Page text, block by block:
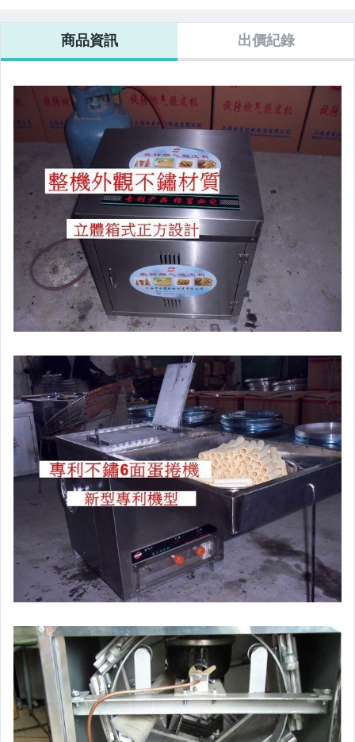
女裝與服飾配件
家電與影音視聽
運動、戶外與休閒
商品資訊 出價紀錄